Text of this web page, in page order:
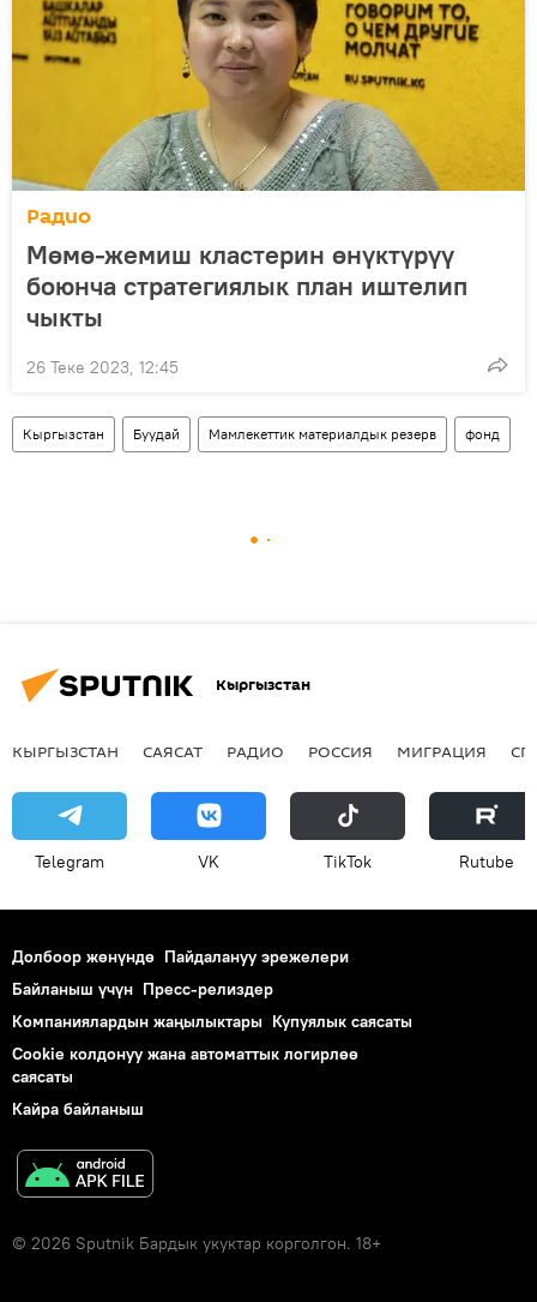
Радио
Мөмө-жемиш кластерин өнүктүрүү
боюнча стратегиялык план иштелип
чыкты
26 Теке 2023, 12:45
Кыргызстан Буудай Мамлекеттик материалдык резерв фонд
Кыргызстан
КЫРГЫЗСТАН САЯСАТ РАДИО РОССИЯ МИГРАЦИЯ
Telegram VK ТikТоk Rutube
Долбоор жөнүндө Пайдалануу эрежелери
Байланыш үчүн Пресс-релиздер
Компаниялардын жаңылыктары Купуялык саясаты
Cookie колдонуу жана автоматтык логирлөө
саясаты
Кайра байланыш
© 2026 Sputnik Бардык укуктар корголгон. 18+